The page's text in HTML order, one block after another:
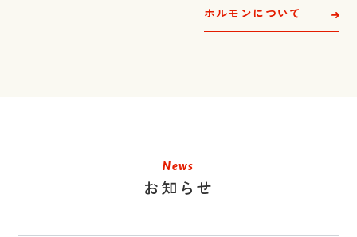
ホルモンについて
News
お知らせ